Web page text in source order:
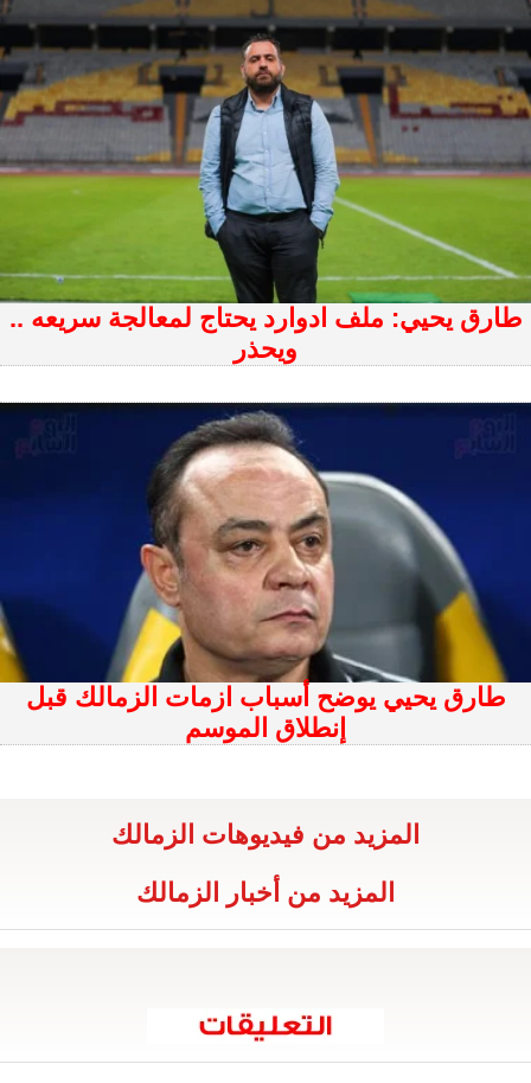
طارق يحيي: ملف ادوارد يحتاج لمعالجة سريعه ..
ويحذر
طارق يحيي يوضح أسباب ازمات الزمالك قبل
إنطلاق الموسم
المزيد من فيديوهات الزمالك
المزيد من أخبار الزمالك